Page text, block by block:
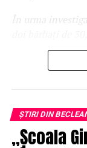
În urma
Vâlcea și au
fi restituit
Parchetului de
dispunerii unor
Cercetările în
ȘTIRI DIN
„Școala